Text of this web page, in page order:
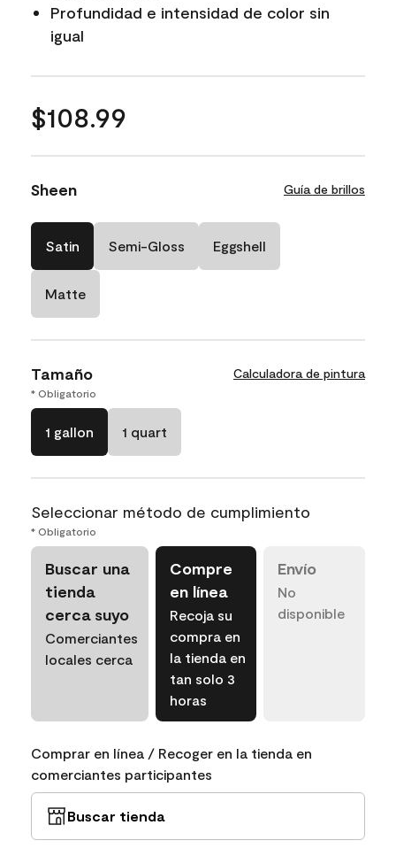
Profundidad e intensidad de color sin
igual
$108.99
Sheen Guía de brillos
Satin Semi-Gloss Eggshell
Matte
Tamaño Calculadora de pintura
* Obligatorio
1 gallon 1 quart
Seleccionar método de cumplimiento
* Obligatorio
Buscar una
tienda
cerca suyo
Comerciantes
locales cerca
Compre
en línea
Recoja su
compra en
la tienda en
tan solo 3
horas
Envío
No
disponible
Comprar en línea / Recoger en la tienda en
comerciantes participantes
Buscar tienda